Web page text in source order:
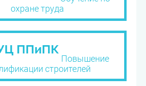
охране труда
Повышение
строителей